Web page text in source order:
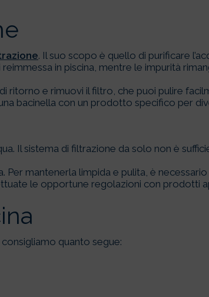
. Il suo scopo è quello di purificare
in piscina, mentre le impurità
ritorno e rimuovi il filtro, che puoi pulire
bacinella con un prodotto specifico per
Il sistema di filtrazione da solo non è
mantenerla limpida e pulita, è
le opportune regolazioni con prodotti
quanto segue: